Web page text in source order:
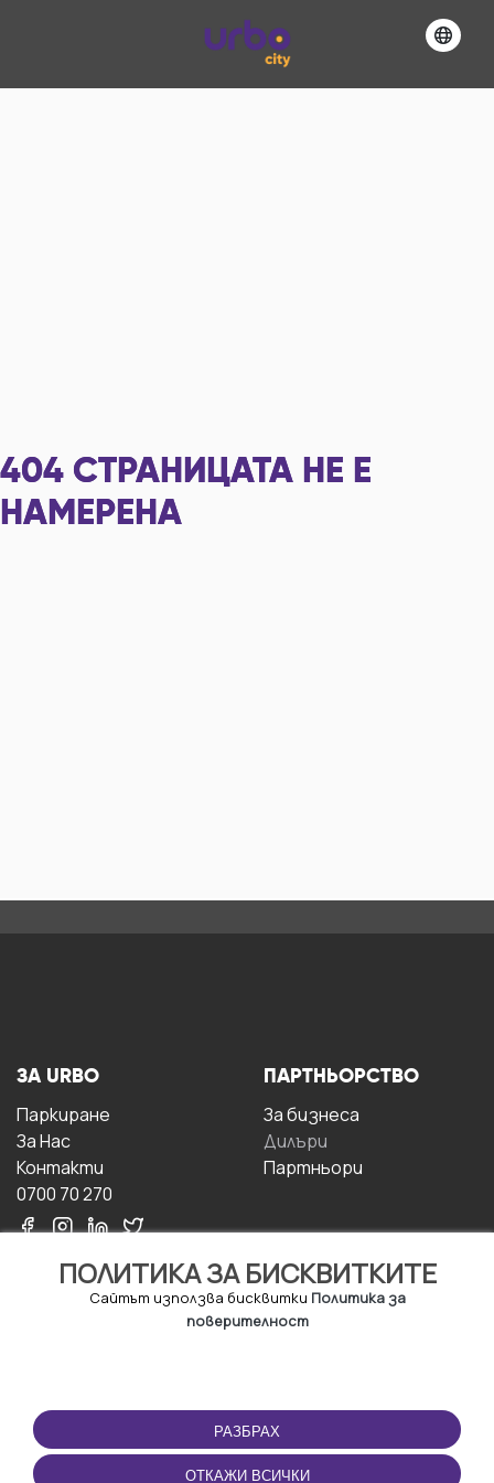
404 СТРАНИЦАТА НЕ Е
НАМЕРЕНА
ПОЛИТИКА ЗА БИСКВИТКИТЕ
Сайтът използва бисквитки Политика за
поверителност
РАЗБРАХ
ОТКАЖИ ВСИЧКИ
ЗА URBO
Паркиране
За Hас
Контакти
0700 70 270
ПАРТНЬОРСТВО
За бизнесa
Дилъри
Партньори
ПОЛЗВАНЕ
Правила и условия за
ползване
ПРИЛОЖЕНИЕТО